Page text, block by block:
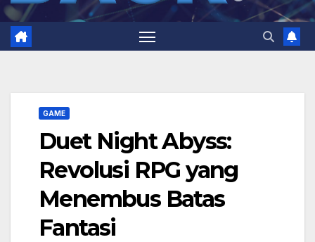
GAME
Duet Night Abyss:
Revolusi RPG yang
Menembus Batas
Fantasi